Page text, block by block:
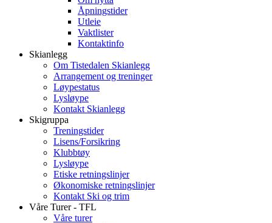
Åpningstider
Utleie
Vaktlister
Kontaktinfo
Skianlegg
Om Tistedalen Skianlegg
Arrangement og treninger
Løypestatus
Lysløype
Kontakt Skianlegg
Skigruppa
Treningstider
Lisens/Forsikring
Klubbtøy
Lysløype
Etiske retningslinjer
Økonomiske retningslinjer
Kontakt Ski og trim
Våre Turer - TFL
Våre turer